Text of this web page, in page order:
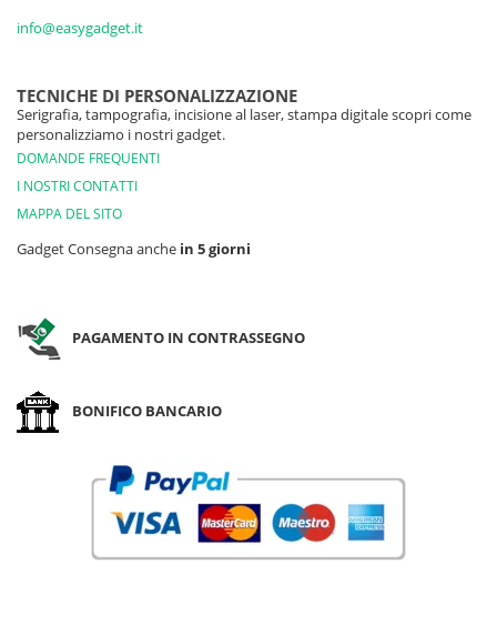
info@easygadget.it
TECNICHE DI PERSONALIZZAZIONE
Serigrafia, tampografia, incisione al laser, stampa digitale scopri come
personalizziamo i nostri gadget.
DOMANDE FREQUENTI
I NOSTRI CONTATTI
MAPPA DEL SITO
Gadget Consegna anche in 5 giorni
PAGAMENTO IN CONTRASSEGNO
BONIFICO BANCARIO